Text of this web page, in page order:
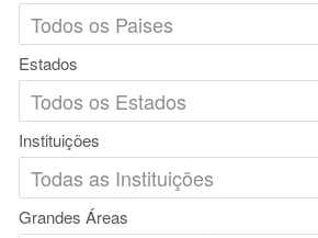
Estados
Instituições
Grandes Áreas